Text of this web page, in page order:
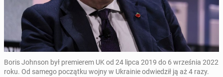
Boris Johnson był premierem UK od 24 lipca 2019 do 6 września 2022
roku. Od samego początku wojny w Ukrainie odwiedził ją aż 4 razy.